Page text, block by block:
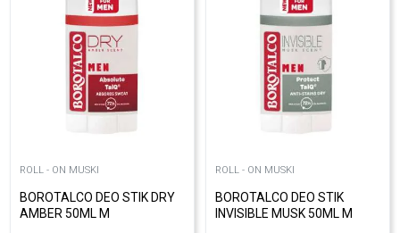
ROLL - ON MUSKI
BOROTALCO DEO STIK DRY
AMBER 50ML M
ROLL - ON MUSKI
BOROTALCO DEO STIK
INVISIBLE MUSK 50ML M